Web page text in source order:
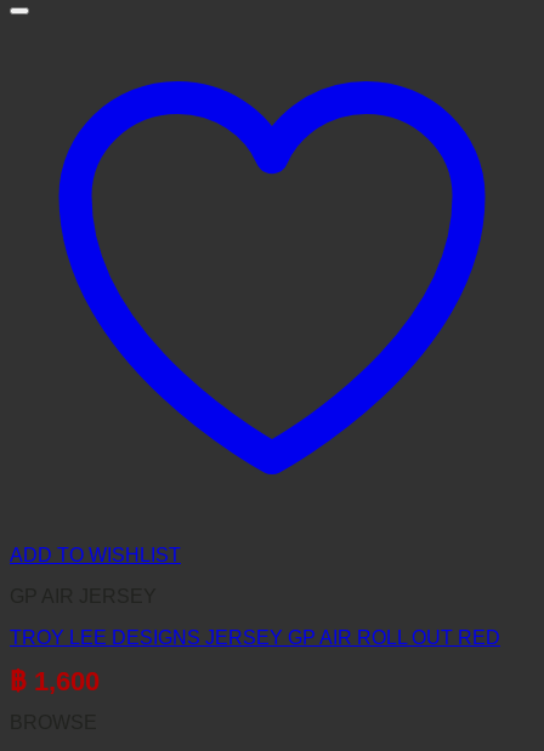
ADD TO WISHLIST
TROY LEE DESIGNS JERSEY GP AIR ROLL OUT RED
฿ 1,600